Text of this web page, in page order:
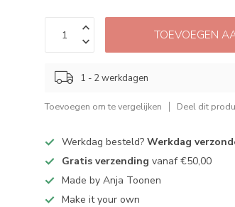
TOEVOEGEN
1 - 2 werkdagen
Toevoegen om te vergelijken Deel dit
Werkdag besteld?Werkdag
Gratis verzending vanaf €50,00
Made by Anja Toonen
Make it your own